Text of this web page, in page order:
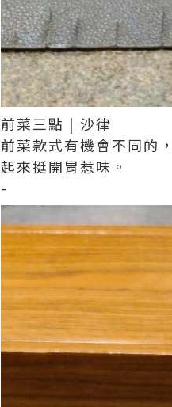
前菜三點 | 沙律
前菜款式有機會不同的
起來挺開胃惹味。
-